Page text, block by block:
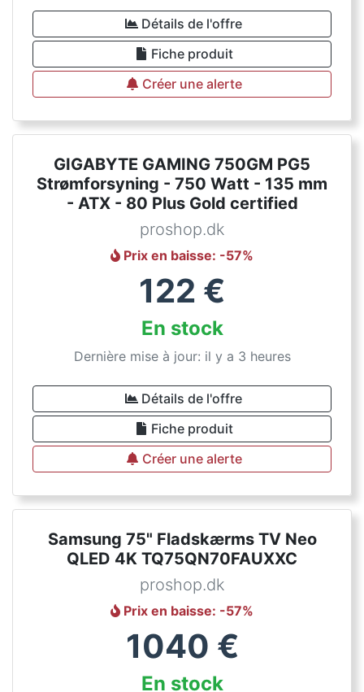
Détails de l'offre
Fiche produit
Créer une alerte
GIGABYTE GAMING 750GM PG5
Strømforsyning - 750 Watt - 135 mm
- ATX - 80 Plus Gold certified
proshop.dk
Prix en baisse: -57%
122 €
En stock
Dernière mise à jour: il y a 3 heures
Détails de l'offre
Fiche produit
Créer une alerte
Samsung 75" Fladskærms TV Neo
QLED 4K TQ75QN70FAUXXC
proshop.dk
Prix en baisse: -57%
1040 €
En stock